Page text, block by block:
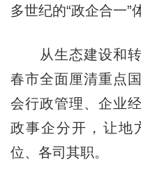
多世纪的“政企合一”
从生态建设和转
春市全面厘清重点
会行政管理、企业
政事企分开，让地
位、各司其职。